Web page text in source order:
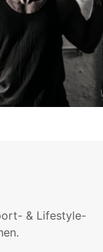
& Lifestyle-